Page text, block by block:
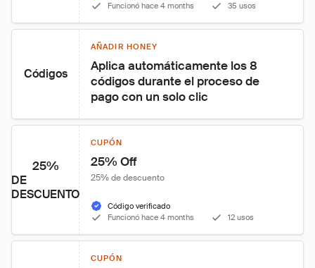
Funcionó hace 4 months
35 usos
Códigos
AÑADIR HONEY
Aplica automáticamente los 8
códigos durante el proceso de
pago con un solo clic
25%
DE
DESCUENTO
CUPÓN
25% Off
25% de descuento
Código verificado
Funcionó hace 4 months
12 usos
CUPÓN